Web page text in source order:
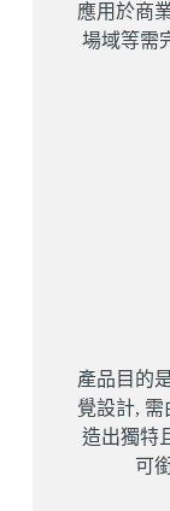
應用於商
場域等需
產品目的
覺設計, 需
造出獨特
可